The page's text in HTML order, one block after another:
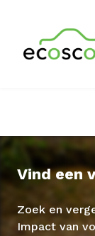
Vind een
Zoek en
Impact van